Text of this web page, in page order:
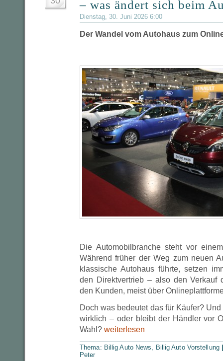
– was ändert sich beim
Dienstag, 30. Juni 2026 6:00
Der Wandel vom Autohaus zum
Die Automobilbranche steht vor
Während früher der Weg zum neuen
klassische Autohaus führte, setzen
den Direktvertrieb – also den Verkauf
den Kunden, meist über
Doch was bedeutet das für Käufer?
wirklich – oder bleibt der Händler vor
Wahl? weiterlesen
Thema: Billig Auto News, Billig Auto Vorstellung
Peter